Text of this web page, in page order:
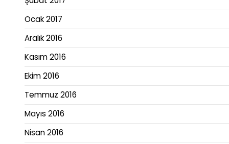
Ocak 2017
Aralık 2016
Kasım 2016
Ekim 2016
Temmuz 2016
Mayıs 2016
Nisan 2016